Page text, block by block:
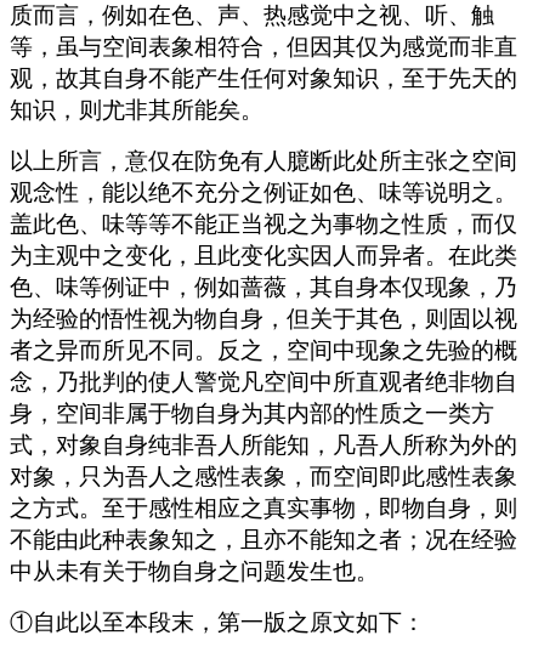
质而言，例如在色、声、热感觉中之视、听、触
等，虽与空间表象相符合，但因其仅为感觉而非直
观，故其自身不能产生任何对象知识，至于先天的
知识，则尤非其所能矣。
以上所言，意仅在防免有人臆断此处所主张之空间
观念性，能以绝不充分之例证如色、味等说明之。
盖此色、味等等不能正当视之为事物之性质，而仅
为主观中之变化，且此变化实因人而异者。在此类
色、味等例证中，例如蔷薇，其自身本仅现象，乃
为经验的悟性视为物自身，但关于其色，则固以视
者之异而所见不同。反之，空间中现象之先验的概
念，乃批判的使人警觉凡空间中所直观者绝非物自
身，空间非属于物自身为其内部的性质之一类方
式，对象自身纯非吾人所能知，凡吾人所称为外的
对象，只为吾人之感性表象，而空间即此感性表象
之方式。至于感性相应之真实事物，即物自身，则
不能由此种表象知之，且亦不能知之者；况在经验
中从未有关于物自身之问题发生也。
①自此以至本段末，第一版之原文如下：